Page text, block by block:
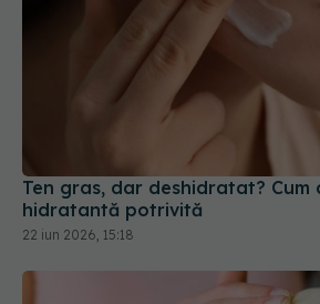
Ten gras, dar deshidratat? Cum
hidratantă potrivită